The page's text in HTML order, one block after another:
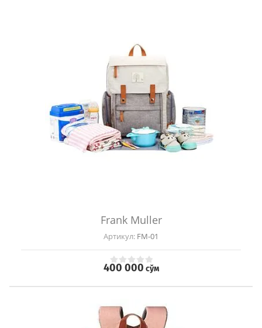
Frank Muller
Артикул: FM-01
400 000 сўм